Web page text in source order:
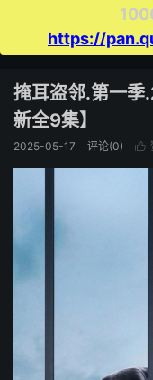
https://
掩耳盗邻.第一
新全9集】
2025-05-17 评论(0) 